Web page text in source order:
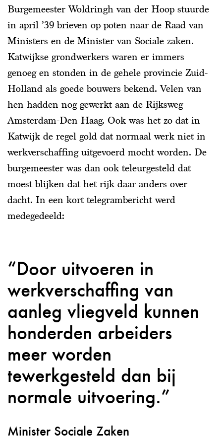
Burgemeester Woldringh van der Hoop stuurde
in april ’39 brieven op poten naar de Raad van
Ministers en de Minister van Sociale zaken.
Katwijkse grondwerkers waren er immers
genoeg en stonden in de gehele provincie Zuid-
Holland als goede bouwers bekend. Velen van
hen hadden nog gewerkt aan de Rijksweg
Amsterdam-Den Haag. Ook was het zo dat in
Katwijk de regel gold dat normaal werk niet in
werkverschaffing uitgevoerd mocht worden. De
burgemeester was dan ook teleurgesteld dat
moest blijken dat het rijk daar anders over
dacht. In een kort telegrambericht werd
medegedeeld:
Door uitvoeren in
werkverschaffing van
aanleg vliegveld kunnen
honderden arbeiders
meer worden
tewerkgesteld dan bij
normale uitvoering.
Minister Sociale Zaken